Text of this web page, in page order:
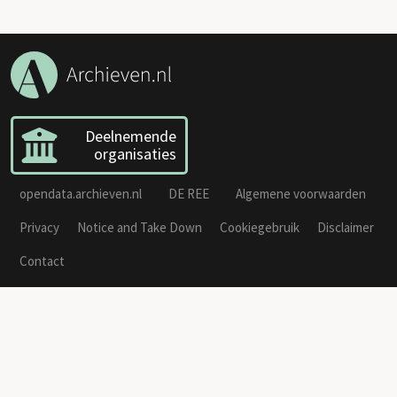
Deelnemende
organisaties
opendata.archieven.nl DE REE
Algemene voorwaarden
Privacy
Notice and Take Down Cookiegebruik
Disclaimer
Contact